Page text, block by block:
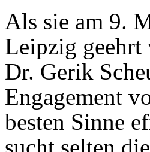
Als sie am 9.
Leipzig geehrt
Dr. Gerik
Engagement
besten Sinne
sucht selten